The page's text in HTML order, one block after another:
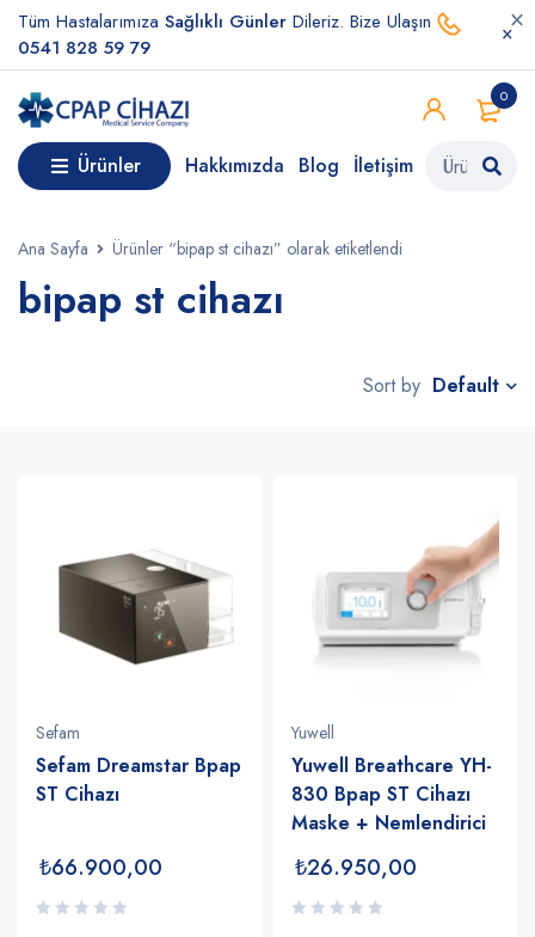
Tüm Hastalarımıza Sağlıklı Günler Dileriz. Bize Ulaşın
0541 828 59 79
0
Ürünler Hakkımızda Blog İletişim
Ana Sayfa Ürünler “bipap st cihazı” olarak etiketlendi
bipap st cihazı
Sort by Default
Sefam
Sefam Dreamstar Bpap
ST Cihazı
₺66.900,00
Yuwell
Yuwell Breathcare YH-
830 Bpap ST Cihazı
Maske + Nemlendirici
₺26.950,00